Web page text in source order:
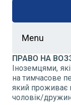
Menu
ПРАВО НА
Іноземцями,
на тимчасове
який проживає
чоловік/